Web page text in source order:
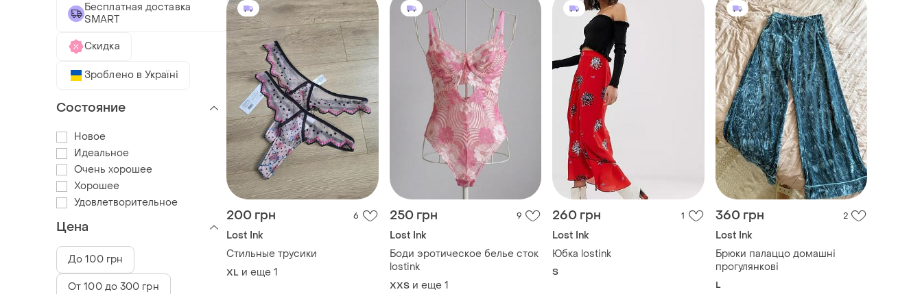
200 грн 6
Lost Ink
Стильные трусики
XL и еще 1
250 грн 9
Lost Ink
Боди эротическое белье сток
lostink
XХS и еще 1
260 грн 1
Lost Ink
Юбка lostink
S
360 грн 2
Lost Ink
Брюки палаццо домашні
прогулянкові
L
Бесплатная доставка
SMART
Скидка
Зроблено в Україні
Состояние
Новое
Идеальное
Очень хорошее
Хорошее
Удовлетворительное
Цена
До 100 грн
От 100 до 300 грн